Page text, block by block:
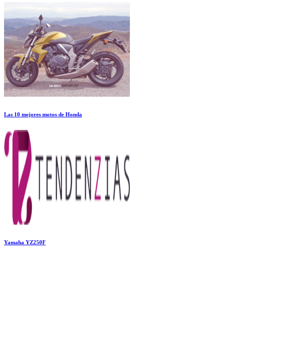
Las 10 mejores motos de Honda
Yamaha YZ250F